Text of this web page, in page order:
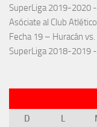
SuperLiga 2019-2020
Asóciate al Club
Fecha 19 – Huracán
SuperLiga 2018-2019
D
L